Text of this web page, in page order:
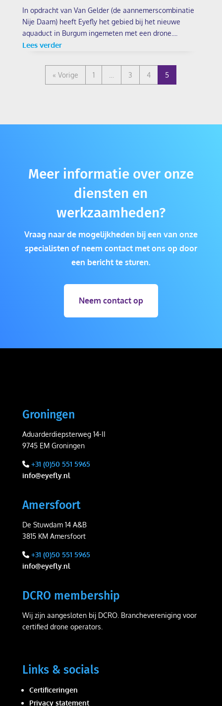
In opdracht van Van Gelder (de aannemerscombinatie
Nije Daam) heeft Eyefly het gebied bij het nieuwe
aquaduct in Burgum ingemeten met een drone....
Lees verder
« Vorige 1 3 4 5
Meer informatie over onze
diensten en
werkzaamheden?
Vraag naar de mogelijkheden bij een van onze
specialisten of neem contact met ons op door
een bericht te sturen.
Neem contact op
Groningen
Aduarderdiepsterweg 14-II
9745 EM Groningen
+31 (0)50 551 5965
info@eyefly.nl
Amersfoort
De Stuwdam 14 A&B
3815 KM Amersfoort
+31 (0)50 551 5965
info@eyefly.nl
DCRO membership
Wij zijn aangesloten bij DCRO. Branchevereniging voor
certified drone operators.
Links & socials
Certificeringen
Privacy statement